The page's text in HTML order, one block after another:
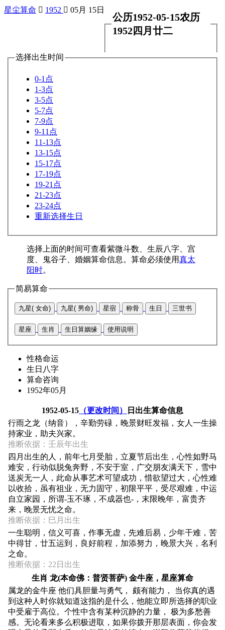
星尘算命  1952  05月 15日
公历1952-05-15农历
1952四月廿二
选择出生时间
0-1点
1-3点
3-5点
5-7点
7-9点
9-11点
11-13点
13-15点
15-17点
17-19点
19-21点
21-23点
23-24点
重新选择生日
选择上面的时间可查看紫微斗数、生辰八字、宫
度、鬼谷子、婚姻算命信息。算命必须使用真太
阳时。
简易算命
九星( 女命) 九星( 男命) 星宿 称骨 生日 三世书
星座 生肖 生日算姻缘 使用说明
性格命运
生日八字
算命咨询
1952年05月
1952-05-15 （更改时间）
日出生算命信息
行雨之龙（纳音），辛勤劳碌，晚景财旺发福，女人一生操
持家业，助夫兴家。
推断依据：壬辰年出生
四月出生的人，前年七月受胎，立夏节后出生，心性如野马
难安，行动似脱兔奔野，不安于室，广交朋友满天下，雪中
送炭无一人，此命从事艺术可望成功，惜欲望过大，心性难
以收拾，虽有祖业，无力固守，初限平平，受尽艰难，中运
自立家园，所谓-玉不琢，不成器也-，末限晚年，富贵齐
来，晚景无忧之命。
推断依据：巳月出生
一生聪明，信义可喜，作事无虚，先难后易，少年干难，苦
中得甘，廿五运到，良好前程，加添努力，晚景大兴，名利
之命。
推断依据：22日出生
生肖 龙(本命佛：普贤菩萨) 金牛座，星座算命
属龙的金牛座 他们具胆量与勇气， 颇有能力， 当你真的遇
到这种人时你就知道这指的是什么，他能立即所选择的职业
中受雇于高位。个性中含有某种沉静的力量， 极为多愁善
感。无论看来多么积极进取，如果你拨开那层表面，你会发